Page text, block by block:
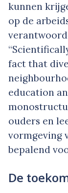
kunnen
op de
fact that
education
ouders en
vormgeving
bepalend
De